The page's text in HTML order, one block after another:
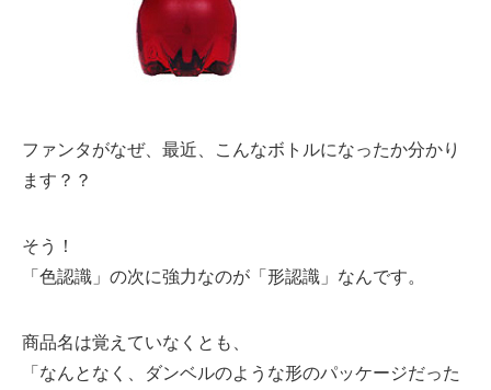
ファンタがなぜ、最近、こんなボトルになったか分かり
ます？？
そう！
「色認識」の次に強力なのが「形認識」なんです。
商品名は覚えていなくとも、
「なんとなく、ダンベルのような形のパッケージだった